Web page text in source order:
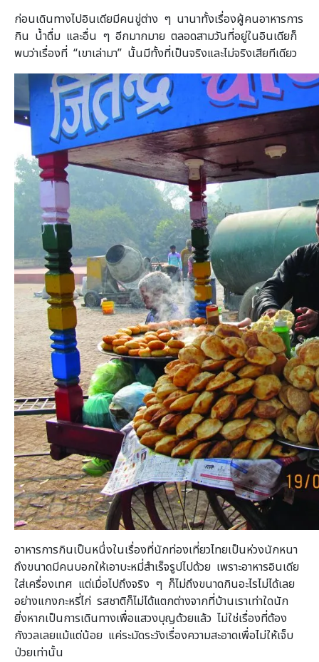
ก่อนเดินทางไปอินเดียมีคนขู่ต่าง ๆ นานาทั้งเรื่องผู้คนอาหารการ
กิน น้ำดื่ม และอื่น ๆ อีกมากมาย ตลอดสามวันที่อยู่ในอินเดียก็
พบว่าเรื่องที่ “เขาเล่ามา” นั้นมีทั้งที่เป็นจริงและไม่จริงเสียทีเดียว
อาหารการกินเป็นหนึ่งในเรื่องที่นักท่องเที่ยวไทยเป็นห่วงนักหนา
ถึงขนาดมีคนบอกให้เอาบะหมี่สำเร็จรูปไปด้วย เพราะอาหารอินเดีย
ใส่เครื่องเทศ แต่เมื่อไปถึงจริง ๆ ก็ไม่ถึงขนาดกินอะไรไม่ได้เลย
อย่างแกงกะหรี่ไก่ รสชาติก็ไม่ได้แตกต่างจากที่บ้านเราเท่าใดนัก
ยิ่งหากเป็นการเดินทางเพื่อแสวงบุญด้วยแล้ว ไม่ใช่เรื่องที่ต้อง
กังวลเลยแม้แต่น้อย แค่ระมัดระวังเรื่องความสะอาดเพื่อไม่ให้เจ็บ
ป่วยเท่านั้น